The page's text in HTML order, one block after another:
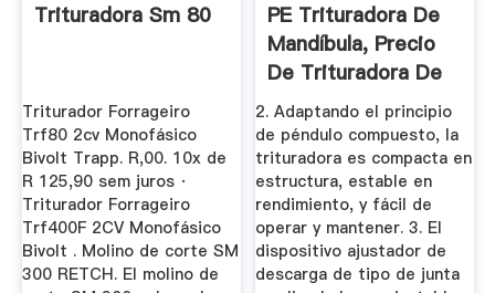
Trituradora Sm 80
Triturador Forrageiro
Trf80 2cv Monofásico
Bivolt Trapp. R,00. 10x de
R 125,90 sem juros ·
Triturador Forrageiro
Trf400F 2CV Monofásico
Bivolt . Molino de corte SM
300 RETCH. El molino de
PE Trituradora De
Mandíbula, Precio
De Trituradora De
...
2. Adaptando el principio
de péndulo compuesto, la
trituradora es compacta en
estructura, estable en
rendimiento, y fácil de
operar y mantener. 3. El
dispositivo ajustador de
descarga de tipo de junta